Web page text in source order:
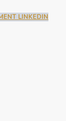
LINKEDIN